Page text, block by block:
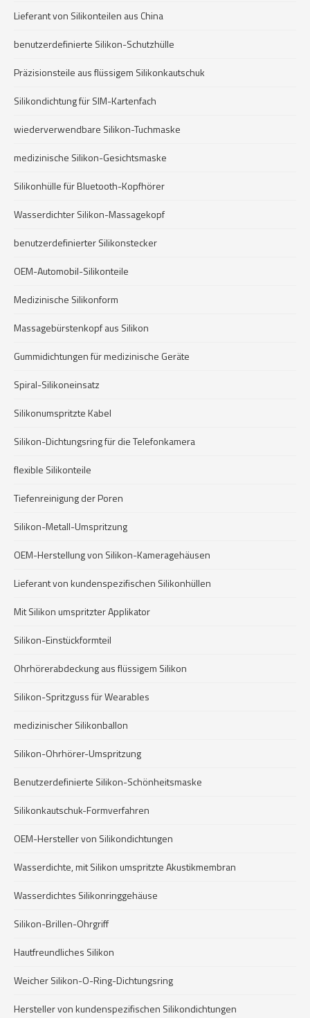
Lieferant von Silikonteilen aus China
benutzerdefinierte Silikon-Schutzhülle
Präzisionsteile aus flüssigem Silikonkautschuk
Silikondichtung für SIM-Kartenfach
wiederverwendbare Silikon-Tuchmaske
medizinische Silikon-Gesichtsmaske
Silikonhülle für Bluetooth-Kopfhörer
Wasserdichter Silikon-Massagekopf
benutzerdefinierter Silikonstecker
OEM-Automobil-Silikonteile
Medizinische Silikonform
Massagebürstenkopf aus Silikon
Gummidichtungen für medizinische Geräte
Spiral-Silikoneinsatz
Silikonumspritzte Kabel
Silikon-Dichtungsring für die Telefonkamera
flexible Silikonteile
Tiefenreinigung der Poren
Silikon-Metall-Umspritzung
OEM-Herstellung von Silikon-Kameragehäusen
Lieferant von kundenspezifischen Silikonhüllen
Mit Silikon umspritzter Applikator
Silikon-Einstückformteil
Ohrhörerabdeckung aus flüssigem Silikon
Silikon-Spritzguss für Wearables
medizinischer Silikonballon
Silikon-Ohrhörer-Umspritzung
Benutzerdefinierte Silikon-Schönheitsmaske
Silikonkautschuk-Formverfahren
OEM-Hersteller von Silikondichtungen
Wasserdichte, mit Silikon umspritzte Akustikmembran
Wasserdichtes Silikonringgehäuse
Silikon-Brillen-Ohrgriff
Hautfreundliches Silikon
Weicher Silikon-O-Ring-Dichtungsring
Hersteller von kundenspezifischen Silikondichtungen